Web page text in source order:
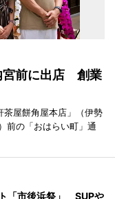
宮前に出店 創業
茶屋餅角屋本店」（伊勢
前の「おはらい町」通
「市後浜祭」 SUPや